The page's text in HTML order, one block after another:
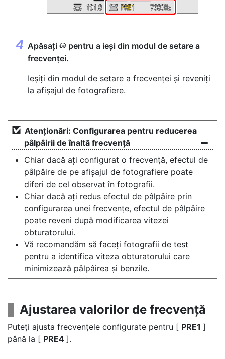
Apăsați J pentru a ieși din modul de setare a
frecvenței.
Ieșiți din modul de setare a frecvenței și reveniți
la afișajul de fotografiere.
Atenționări: Configurarea pentru reducerea
pâlpâirii de înaltă frecvență
Chiar dacă ați configurat o frecvență, efectul de
pâlpâire de pe afișajul de fotografiere poate
diferi de cel observat în fotografii.
Chiar dacă ați redus efectul de pâlpâire prin
configurarea unei frecvențe, efectul de pâlpâire
poate reveni după modificarea vitezei
obturatorului.
Vă recomandăm să faceți fotografii de test
pentru a identifica viteza obturatorului care
minimizează pâlpâirea și benzile.
Ajustarea valorilor de frecvență
Puteți ajusta frecvențele configurate pentru [ PRE1 ]
până la [ PRE4 ].